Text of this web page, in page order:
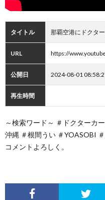
タイトル 那覇空港にドクター
URL https://
公開日 2024-08-01
再生時間
～検索ワード～ ＃ドクターカ
沖縄 ＃根間うい ＃YOASOBI
コメントよろしく。